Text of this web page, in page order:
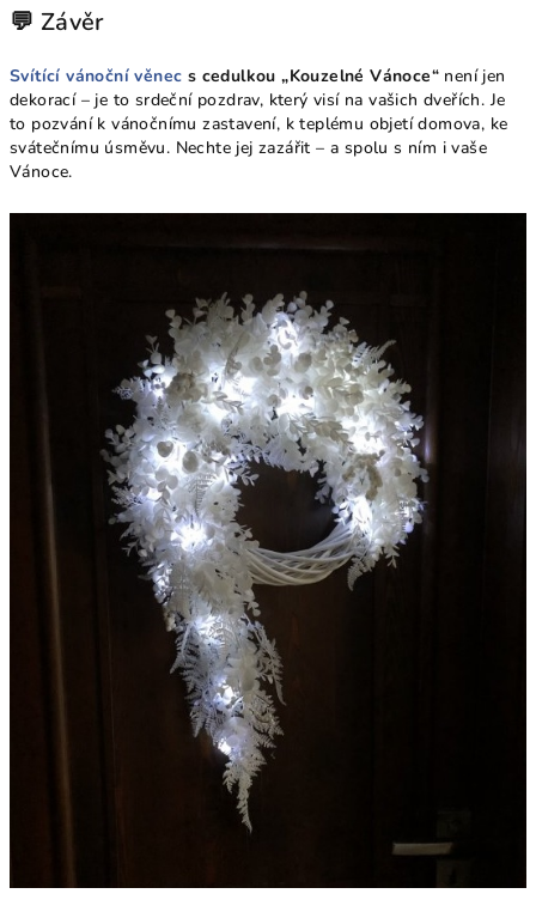
💬 Závěr
Svítící vánoční věnec s cedulkou „Kouzelné Vánoce“ není jen
dekorací – je to srdeční pozdrav, který visí na vašich dveřích. Je
to pozvání k vánočnímu zastavení, k teplému objetí domova, ke
svátečnímu úsměvu. Nechte jej zazářit – a spolu s ním i vaše
Vánoce.